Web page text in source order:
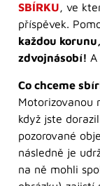
SBÍRKU, ve
příspěvek.
každou
zdvojnásobí! A
Co chceme
Motorizovanou
když jste
pozorované
následně je
na ně mohli